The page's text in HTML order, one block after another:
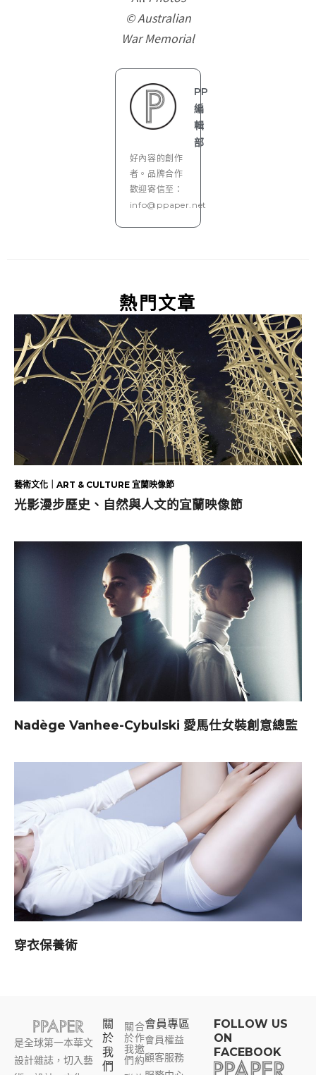
© Australian
War Memorial
PP
編
輯
部
好內容的創作
者。品牌合作
歡迎寄信至：
info@ppaper.net
熱門文章
藝術文化｜ART & CULTURE 宜蘭映像節
光影漫步歷史、自然與人文的宜蘭映像節
Nadège Vanhee-Cybulski 愛馬仕女裝創意總監
穿衣保養術
是全球第一本華文
設計雜誌，切入藝
關
於
我
們
關
於
我
們
合
作
邀
約
會員專區​
會員權益
顧客服務
FOLLOW US
ON
FACEBOOK